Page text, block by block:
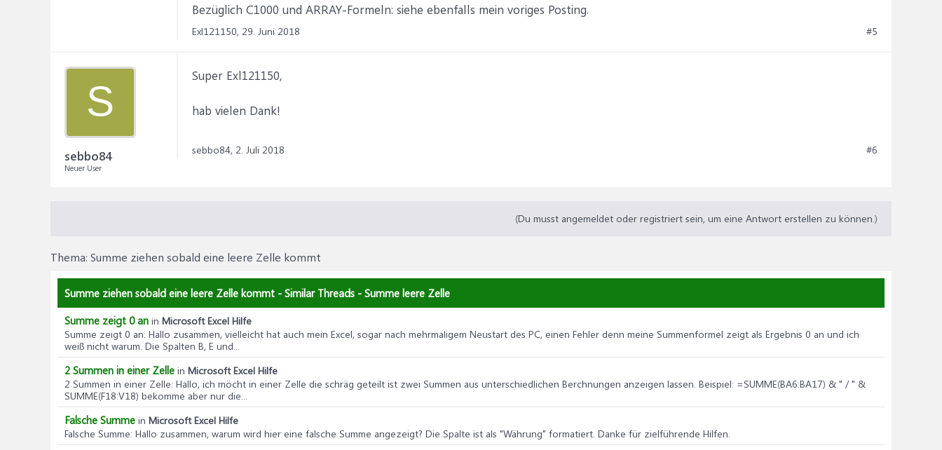
Bezüglich C1000 und ARRAY-Formeln: siehe ebenfalls mein voriges Posting.
Exl121150, 29. Juni 2018 #5
S
sebbo84
Neuer User
Super Exl121150,
hab vielen Dank!
sebbo84, 2. Juli 2018 #6
(Du musst angemeldet oder registriert sein, um eine Antwort erstellen zu können.)
Thema: Summe ziehen sobald eine leere Zelle kommt
Summe ziehen sobald eine leere Zelle kommt - Similar Threads - Summe leere Zelle
Summe zeigt 0 an in Microsoft Excel Hilfe
Summe zeigt 0 an: Hallo zusammen, vielleicht hat auch mein Excel, sogar nach mehrmaligem Neustart des PC, einen Fehler denn meine Summenformel zeigt als Ergebnis 0 an und ich
weiß nicht warum. Die Spalten B, E und...
2 Summen in einer Zelle in Microsoft Excel Hilfe
2 Summen in einer Zelle: Hallo, ich möcht in einer Zelle die schräg geteilt ist zwei Summen aus unterschiedlichen Berchnungen anzeigen lassen. Beispiel: =SUMME(BA6:BA17) & " / " &
SUMME(F18:V18) bekomme aber nur die...
Falsche Summe in Microsoft Excel Hilfe
Falsche Summe: Hallo zusammen, warum wird hier eine falsche Summe angezeigt? Die Spalte ist als "Währung" formatiert. Danke für zielführende Hilfen.